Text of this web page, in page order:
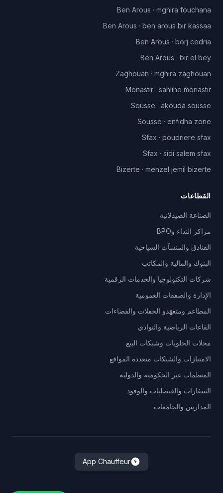
Ben Arous · mghira fouchana
Ben Arous · ben arous bir kassaa
Ben Arous · borj cedria
Ben Arous · bir el bey
Zaghouan · mghira zaghouan
Monastir · sahline monastir
Sousse · akouda sousse
Sousse · enfidha zone
Sfax · poudriere sfax
Sfax · sidi salem sfax
Bizerte · menzel jemil bizerte
القطاعات
الصناعة الصيدلانية
مراكز النداء وBPO
الفنادق والمنشآت السياحية
البنوك والمالية والمكاتب
شركات التكنولوجيا والخدمات الرقمية
الإدارة والصفقات العمومية
المطاعم ومتعهّدو الحفلات والفضاءات
القاعات الرياضية والنوادي
محلات الحلويات وشبكات البيع
الامتيازات والشبكات متعددة المواقع
المنظمات غير الحكومية والدولية
السفارات والقنصليات والوفود
المدارس والجامعات
App Chauffeur